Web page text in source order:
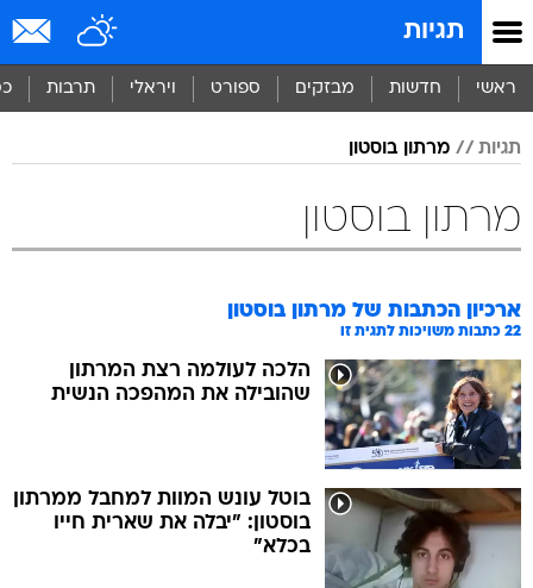
תגיות
ראשי חדשות מבזקים ספורט ויראלי תרבות
תגיות מרתון בוסטון
מרתון בוסטון
ארכיון הכתבות של מרתון בוסטון
22 כתבות משויכות לתגית זו
הלכה לעולמה רצת המרתון
שהובילה את המהפכה הנשית
בוטל עונש המוות למחבל ממרתון
בוסטון: "יבלה את שארית חייו
בכלא"